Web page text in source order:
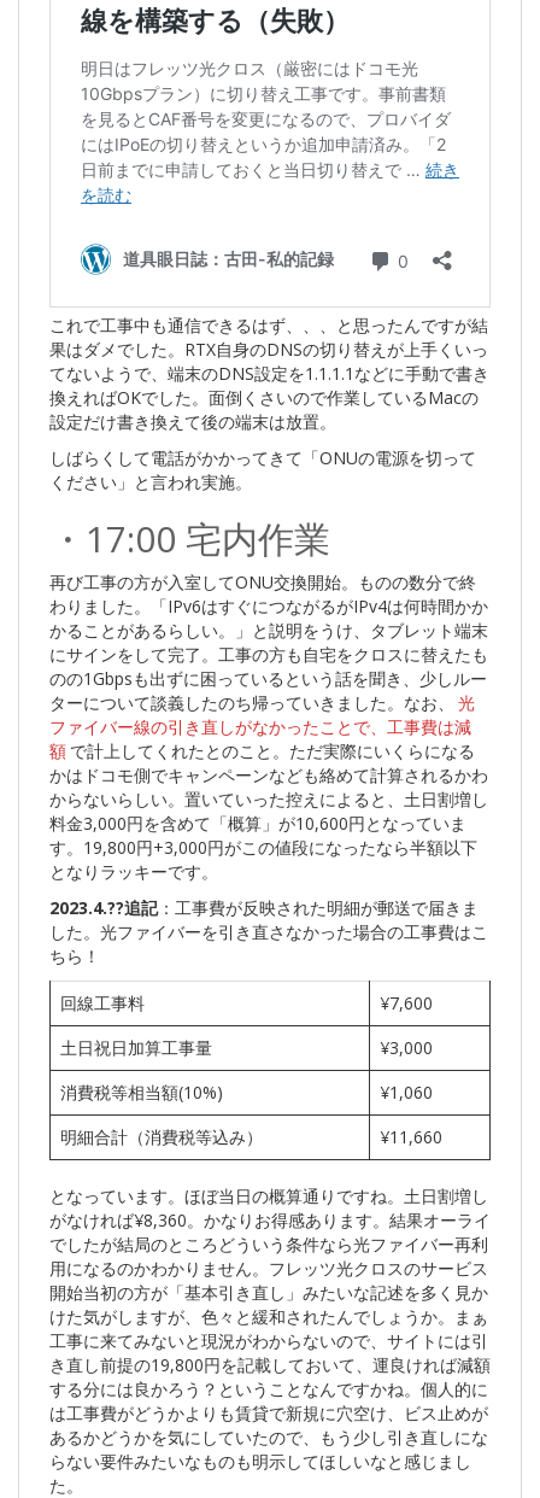
これで工事中も通信できるはず、、、と思ったんですが結
果はダメでした。RTX自身のDNSの切り替えが上手くいっ
てないようで、端末のDNS設定を1.1.1.1などに手動で書き
換えればOKでした。面倒くさいので作業しているMacの
設定だけ書き換えて後の端末は放置。
しばらくして電話がかかってきて「ONUの電源を切って
ください」と言われ実施。
・17:00 宅内作業
再び工事の方が入室してONU交換開始。ものの数分で終
わりました。「IPv6はすぐにつながるがIPv4は何時間かか
かることがあるらしい。」と説明をうけ、タブレット端末
にサインをして完了。工事の方も自宅をクロスに替えたも
のの1Gbpsも出ずに困っているという話を聞き、少しルー
ターについて談義したのち帰っていきました。なお、
光
ファイバー線の引き直しがなかったことで、工事費は減
額 で計上してくれたとのこと。ただ実際にいくらになる
かはドコモ側でキャンペーンなども絡めて計算されるかわ
からないらしい。置いていった控えによると、土日割増し
料金3,000円を含めて「概算」が10,600円となっていま
す。19,800円+3,000円がこの値段になったなら半額以下
となりラッキーです。
2023.4.??追記：工事費が反映された明細が郵送で届きま
した。光ファイバーを引き直さなかった場合の工事費はこ
ちら！
回線工事料
¥7,600
土日祝日加算工事量
¥3,000
消費税等相当額(10%)
¥1,060
明細合計（消費税等込み）
¥11,660
となっています。ほぼ当日の概算通りですね。土日割増し
がなければ¥8,360。かなりお得感あります。結果オーライ
でしたが結局のところどういう条件なら光ファイバー再利
用になるのかわかりません。フレッツ光クロスのサービス
開始当初の方が「基本引き直し」みたいな記述を多く見か
けた気がしますが、色々と緩和されたんでしょうか。まぁ
工事に来てみないと現況がわからないので、サイトには引
き直し前提の19,800円を記載しておいて、運良ければ減額
する分には良かろう？ということなんですかね。個人的に
は工事費がどうかよりも賃貸で新規に穴空け、ビス止めが
あるかどうかを気にしていたので、もう少し引き直しにな
らない要件みたいなものも明示してほしいなと感じまし
た。